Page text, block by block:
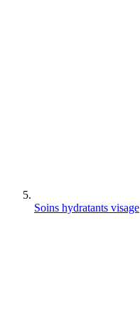
Soins hydratants visage